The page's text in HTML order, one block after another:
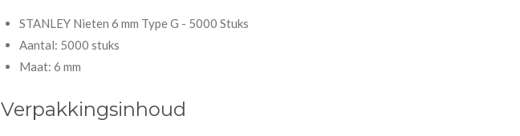
STANLEY Nieten 6 mm Type G - 5000 Stuks
Aantal: 5000 stuks
Maat: 6 mm
Verpakkingsinhoud